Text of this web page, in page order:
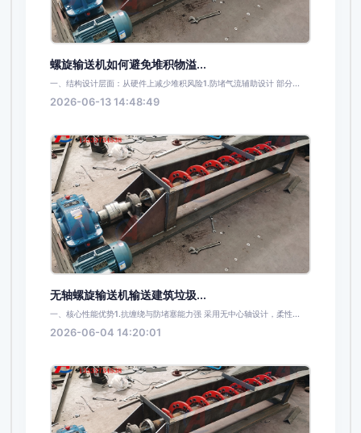
螺旋输送机如何避免堆积物溢...
一、结构设计层面：从硬件上减少堆积风险1.防堵气流辅助设计 部分...
2026-06-13 14:48:49
无轴螺旋输送机输送建筑垃圾...
一、核心性能优势1.抗缠绕与防堵塞能力强 采用无中心轴设计，柔性...
2026-06-04 14:20:01